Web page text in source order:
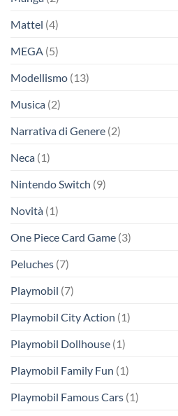
Mattel (4)
MEGA (5)
Modellismo (13)
Musica (2)
Narrativa di Genere (2)
Neca (1)
Nintendo Switch (9)
Novità (1)
One Piece Card Game (3)
Peluches (7)
Playmobil (7)
Playmobil City Action (1)
Playmobil Dollhouse (1)
Playmobil Family Fun (1)
Playmobil Famous Cars (1)